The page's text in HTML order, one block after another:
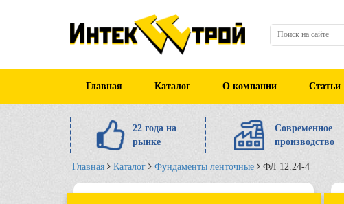
Главная Каталог О компании Статьи
22 года на
рынке
Современное
производство
Главная Каталог Фундаменты ленточные ФЛ 12.24-4